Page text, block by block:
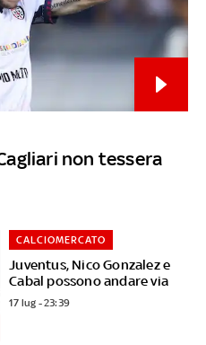
non tessera
Juventus, Nico Gonzalez e
Cabal possono andare via
CALCIOMERCATO
17 lug - 23:39